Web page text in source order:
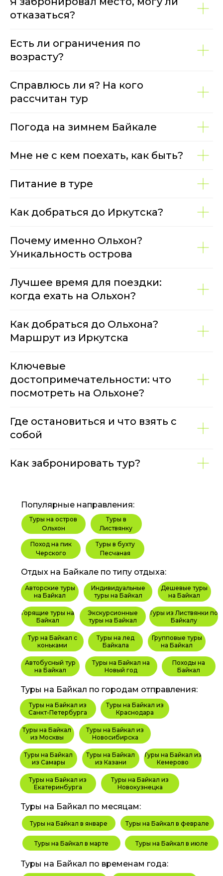
отказаться?
Есть ли ограничения по
возрасту?
Справлюсь ли я? На кого
рассчитан тур
Погода на зимнем Байкале
Мне не с кем поехать, как быть?
Питание в туре
Как добраться до Иркутска?
Почему именно Ольхон?
Уникальность острова
Лучшее время для поездки:
когда ехать на Ольхон?
Как добраться до Ольхона?
Маршрут из Иркутска
Ключевые
достопримечательности: что
посмотреть на Ольхоне?
Где остановиться и что взять с
собой
Как забронировать тур?
Туры на остров
Ольхон
Туры в
Листвянку
Поход на пик
Черского
Туры в бухту
Песчаная
Популярные направления:
Авторские туры
на Байкал
Экскурсионные
туры на Байкал
Туры на Байкал в марте Туры на Байкал в июле
Туры на Байкал в феврале
Туры на Байкал в январе
Горящие туры на
Байкал
Туры на Байкал на
Новый год
Индивидуальные
туры на Байкал
Дешевые туры
на Байкал
Походы на
Байкал
Тур на Байкал с
коньками
Туры на лед
Байкала
Автобусный тур
на Байкал
Групповые туры
на Байкал
Отдых на Байкале по типу отдыха:
Туры на Байкал из
Новосибирска
Туры на Байкал
из Москвы
Туры на Байкал
из Казани
Туры на Байкал из
Краснодара
Туры на Байкал из
Кемерово
Туры на Байкал из
Новокузнецка
Туры из Листвянки по
Байкалу
Туры на Байкал
из Самары
Туры на Байкал из
Екатеринбурга
Туры на Байкал из
Санкт-Петербурга
Туры на Байкал по городам отправления:
Туры на Байкал по месяцам:
Туры на Байкал по временам года: